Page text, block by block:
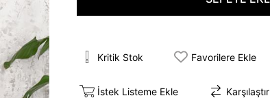
Kritik Stok Favorilere Ekle
İstek Listeme Ekle Karşılaştır